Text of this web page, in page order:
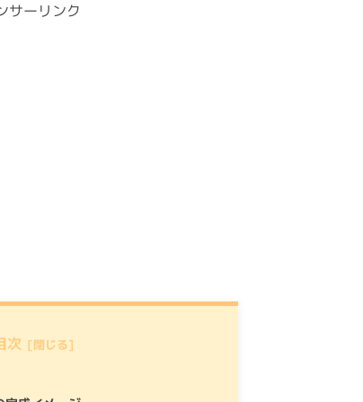
サーリンク
次